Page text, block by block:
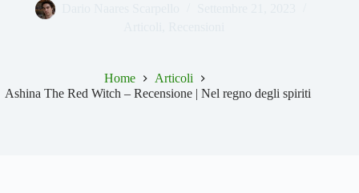
Home
Articoli
Ashina The Red Witch – Recensione | Nel regno degli spiriti